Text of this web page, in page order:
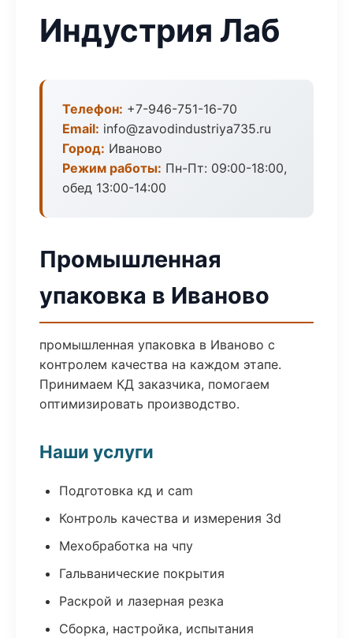
Индустрия Лаб
Телефон: +7-946-751-16-70
Email: info@zavodindustriya735.ru
Город: Иваново
Режим работы: Пн-Пт: 09:00-18:00,
обед 13:00-14:00
Промышленная
упаковка в Иваново
промышленная упаковка в Иваново с
контролем качества на каждом этапе.
Принимаем КД заказчика, помогаем
оптимизировать производство.
Наши услуги
Подготовка кд и cam
Контроль качества и измерения 3d
Мехобработка на чпу
Гальванические покрытия
Раскрой и лазерная резка
Сборка, настройка, испытания